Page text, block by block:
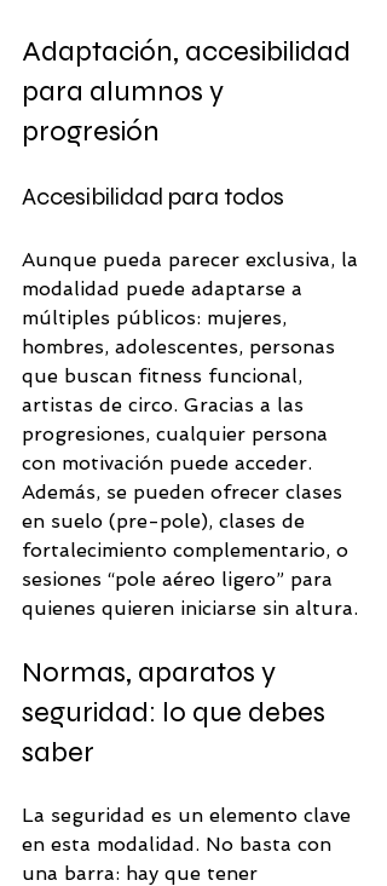
Adaptación, accesibilidad
para alumnos y
progresión
Accesibilidad para todos
Aunque pueda parecer exclusiva, la
modalidad puede adaptarse a
múltiples públicos: mujeres,
hombres, adolescentes, personas
que buscan fitness funcional,
artistas de circo. Gracias a las
progresiones, cualquier persona
con motivación puede acceder.
Además, se pueden ofrecer clases
en suelo (pre-pole), clases de
fortalecimiento complementario, o
sesiones “pole aéreo ligero” para
quienes quieren iniciarse sin altura.
Normas, aparatos y
seguridad: lo que debes
saber
La seguridad es un elemento clave
en esta modalidad. No basta con
una barra: hay que tener